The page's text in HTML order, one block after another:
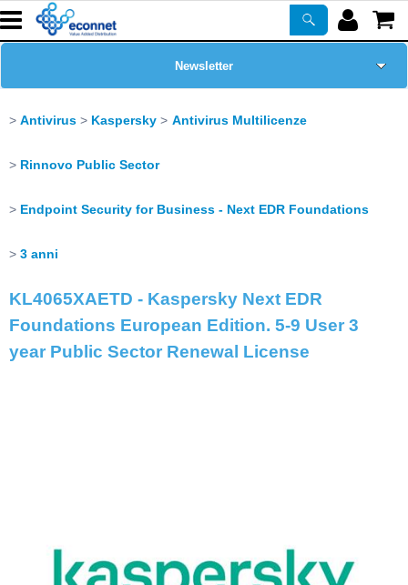
Prodotti
ASSISTENZA
Certificazioni
Newsletter
Antivirus Kaspersky Antivirus Multilicenze
Rinnovo Public Sector
Endpoint Security for Business - Next EDR Foundations
3 anni
KL4065XAETD - Kaspersky Next EDR
Foundations European Edition. 5-9 User 3
year Public Sector Renewal License